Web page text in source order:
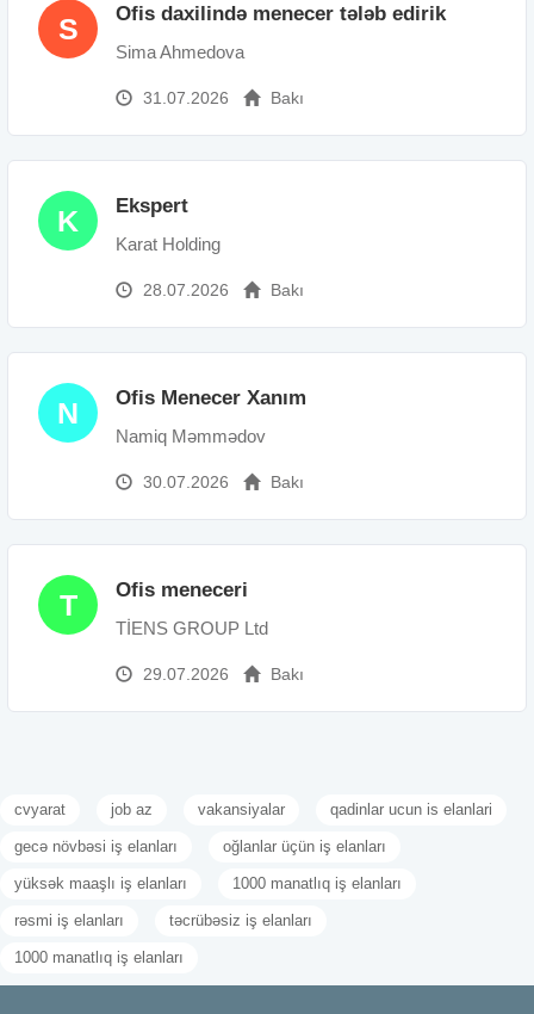
S Ofis daxilində menecer tələb edirik
Sima Ahmedova
31.07.2026 Bakı
K Ekspert
Karat Holding
28.07.2026 Bakı
N Ofis Menecer Xanım
Namiq Məmmədov
30.07.2026 Bakı
T Ofis meneceri
TİENS GROUP Ltd
29.07.2026 Bakı
cvyarat job az vakansiyalar qadinlar ucun is elanlari
gecə növbəsi iş elanları oğlanlar üçün iş elanları
yüksək maaşlı iş elanları 1000 manatlıq iş elanları
rəsmi iş elanları təcrübəsiz iş elanları
1000 manatlıq iş elanları